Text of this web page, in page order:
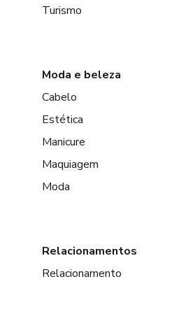
Turismo
Moda e beleza
Cabelo
Estética
Manicure
Maquiagem
Moda
Relacionamentos
Relacionamento